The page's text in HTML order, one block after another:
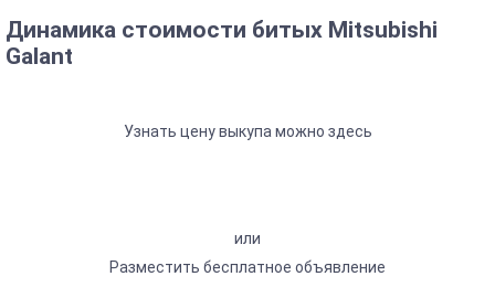
Динамика стоимости битых Mitsubishi
Galant
Узнать цену выкупа можно здесь
или
Разместить бесплатное объявление